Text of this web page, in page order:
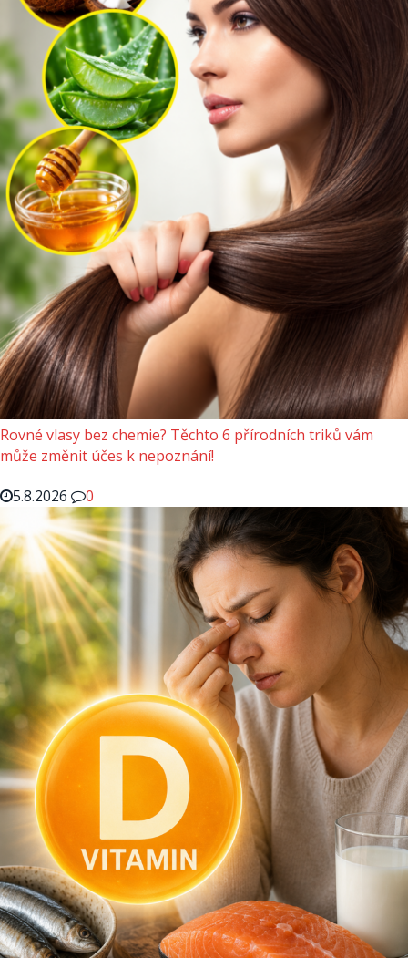
Rovné vlasy bez chemie? Těchto 6 přírodních triků vám
může změnit účes k nepoznání!
5.8.2026
0